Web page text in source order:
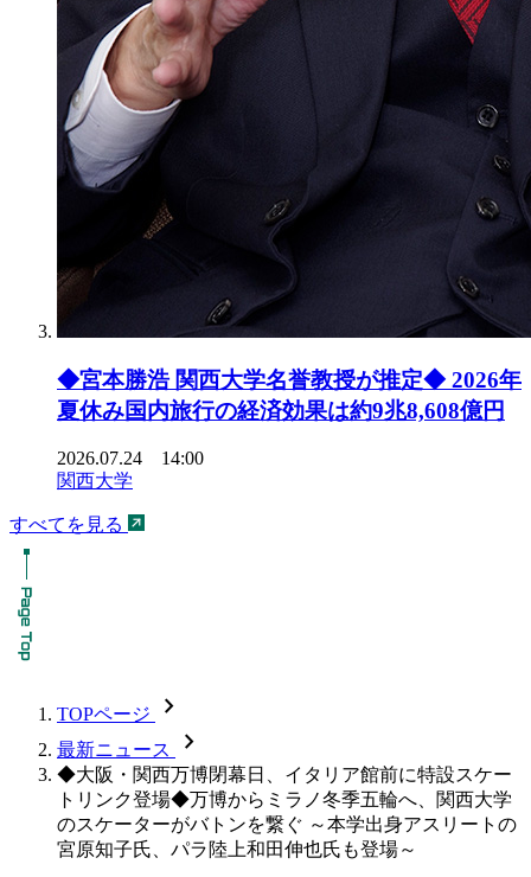
◆宮本勝浩 関西大学名誉教授が推定◆ 2026年
夏休み国内旅行の経済効果は約9兆8,608億円
2026.07.24 14:00
関西大学
すべてを見る
TOPページ chevron_forward
最新ニュース chevron_forward
◆大阪・関西万博閉幕日、イタリア館前に特設スケー
トリンク登場◆万博からミラノ冬季五輪へ、関西大学
のスケーターがバトンを繋ぐ ～本学出身アスリートの
宮原知子氏、パラ陸上和田伸也氏も登場～